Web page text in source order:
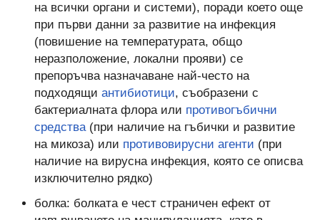
на всички органи и системи), поради което още
при първи данни за развитие на инфекция
(повишение на температурата, общо
неразположение, локални прояви) се
препоръчва назначаване най-често на
подходящи антибиотици, съобразени с
бактериалната флора или противогъбични
средства(при наличие на гъбички и развитие
на микоза) или противовирусни агенти (при
наличие на вирусна инфекция, която се описва
изключително рядко)
болка: болката е чест страничен ефект от